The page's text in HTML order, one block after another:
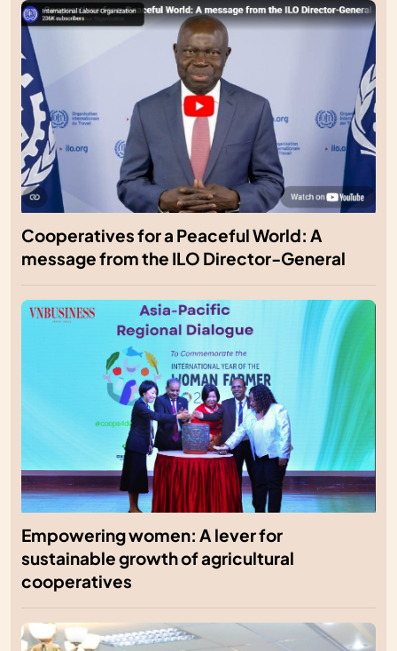
Cooperatives for a Peaceful World: A
message from the ILO Director-General
Empowering women: A lever for
sustainable growth of agricultural
cooperatives